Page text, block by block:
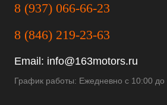
8 (937) 066-66-23
8 (846) 219-23-63
Email: info@163motors.ru
График работы: Ежедневно с 10:00 до